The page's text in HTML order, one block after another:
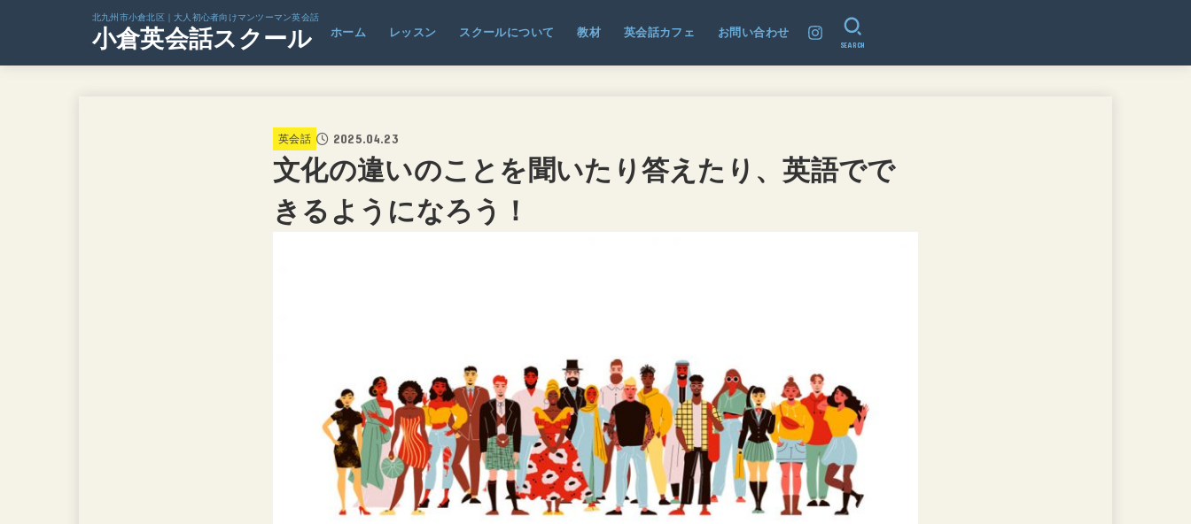
北九州市小倉北区｜大人初心者向けマンツーマン英会話
小倉英会話スクール ホーム レッスン スクールについて 教材 英会話カフェ お問い合わせ
SEARCH
英会話 2025.04.23
文化の違いのことを聞いたり答えたり、英語でで
きるようになろう！